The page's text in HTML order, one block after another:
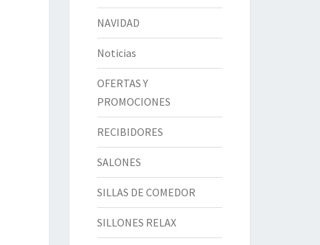
NAVIDAD
Noticias
OFERTAS Y
PROMOCIONES
RECIBIDORES
SALONES
SILLAS DE COMEDOR
SILLONES RELAX